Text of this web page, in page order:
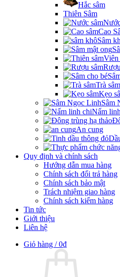
Hắc sâm
Thiên Sâm
Cao
Sâm
Viên
Trà sâm
Kẹo
Sâm
Nấm
An cung
Quy định và chính sách
Hướng dẫn mua hàng
Chính sách đổi trả hàng
Chính sách bảo mật
Trách nhiệm giao hàng
Chính sách kiểm hàng
Tin tức
Giới thiệu
Liên hệ
Giỏ hàng /0₫